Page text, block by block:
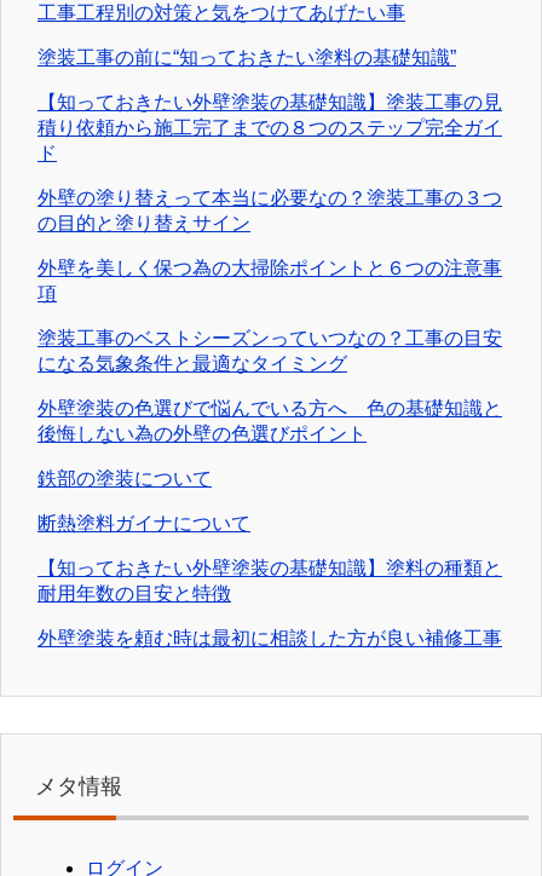
工事工程別の対策と気をつけてあげたい事
塗装工事の前に“知っておきたい塗料の基礎知識”
【知っておきたい外壁塗装の基礎知識】塗装工事の見
積り依頼から施工完了までの８つのステップ完全ガイ
ド
外壁の塗り替えって本当に必要なの？塗装工事の３つ
の目的と塗り替えサイン
外壁を美しく保つ為の大掃除ポイントと６つの注意事
項
塗装工事のベストシーズンっていつなの？工事の目安
になる気象条件と最適なタイミング
外壁塗装の色選びで悩んでいる方へ 色の基礎知識と
後悔しない為の外壁の色選びポイント
鉄部の塗装について
断熱塗料ガイナについて
【知っておきたい外壁塗装の基礎知識】塗料の種類と
耐用年数の目安と特徴
外壁塗装を頼む時は最初に相談した方が良い補修工事
メタ情報
ログイン